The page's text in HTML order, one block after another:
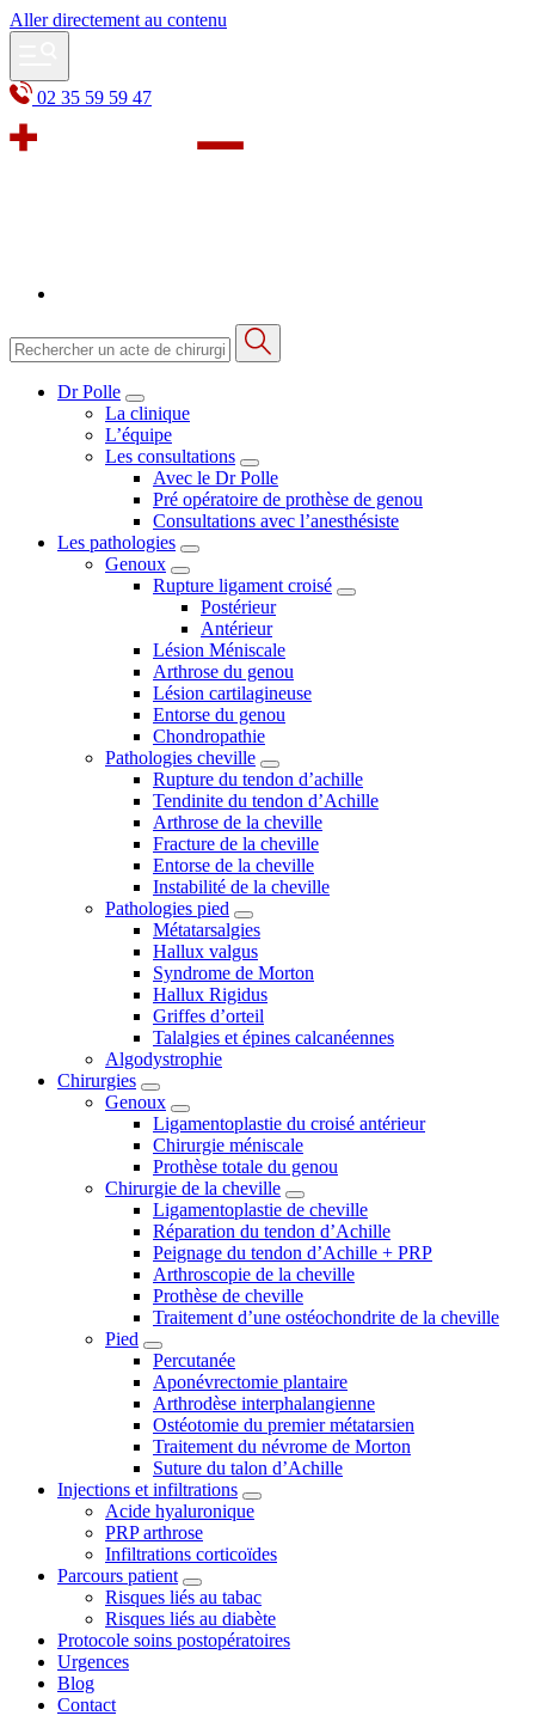
Aller directement au contenu
02 35 59 59 47
Dr Polle
La clinique
L’équipe
Les consultations
Avec le Dr Polle
Pré opératoire de prothèse de genou
Consultations avec l’anesthésiste
Les pathologies
Genoux
Rupture ligament croisé
Postérieur
Antérieur
Lésion Méniscale
Arthrose du genou
Lésion cartilagineuse
Entorse du genou
Chondropathie
Pathologies cheville
Rupture du tendon d’achille
Tendinite du tendon d’Achille
Arthrose de la cheville
Fracture de la cheville
Entorse de la cheville
Instabilité de la cheville
Pathologies pied
Métatarsalgies
Hallux valgus
Syndrome de Morton
Hallux Rigidus
Griffes d’orteil
Talalgies et épines calcanéennes
Algodystrophie
Chirurgies
Genoux
Ligamentoplastie du croisé antérieur
Chirurgie méniscale
Prothèse totale du genou
Chirurgie de la cheville
Ligamentoplastie de cheville
Réparation du tendon d’Achille
Peignage du tendon d’Achille + PRP
Arthroscopie de la cheville
Prothèse de cheville
Traitement d’une ostéochondrite de la cheville
Pied
Percutanée
Aponévrectomie plantaire
Arthrodèse interphalangienne
Ostéotomie du premier métatarsien
Traitement du névrome de Morton
Suture du talon d’Achille
Injections et infiltrations
Acide hyaluronique
PRP arthrose
Infiltrations corticoïdes
Parcours patient
Risques liés au tabac
Risques liés au diabète
Protocole soins postopératoires
Urgences
Blog
Contact